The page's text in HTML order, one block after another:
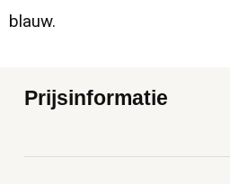
blauw.
Prijsinformatie